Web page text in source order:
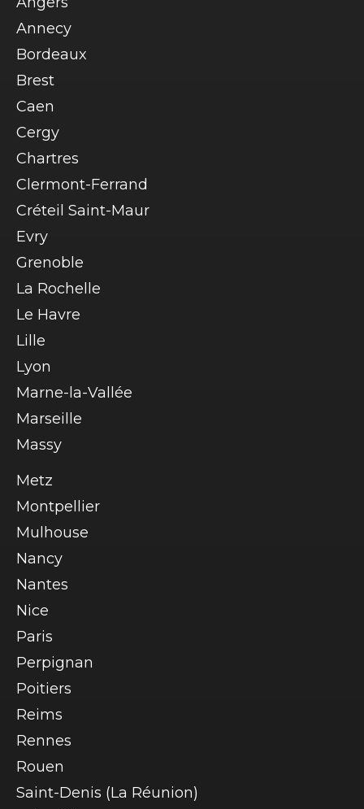
Annecy
Bordeaux
Brest
Caen
Cergy
Chartres
Clermont-Ferrand
Créteil Saint-Maur
Evry
Grenoble
La Rochelle
Le Havre
Lille
Lyon
Marne-la-Vallée
Marseille
Massy
Metz
Montpellier
Mulhouse
Nancy
Nantes
Nice
Paris
Perpignan
Poitiers
Reims
Rennes
Rouen
Saint-Denis (La Réunion)